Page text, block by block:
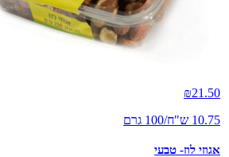
₪21.50
10.75 ש"ח/100 גרם
אגוזי לוז- טבעי